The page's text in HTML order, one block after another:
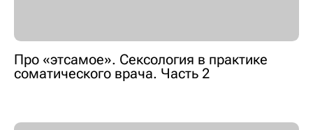
Про «этсамое». Сексология в практике
соматического врача. Часть 2